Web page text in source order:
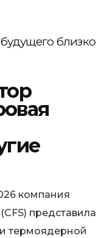
близко
компания
представила
термоядерной